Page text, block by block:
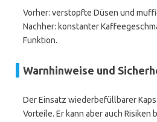
Vorher: verstopfte Düsen und
Nachher: konstanter
Funktion.
Warnhinweise und
Der Einsatz wiederbefüllbarer
Vorteile. Er kann aber auch Risiken